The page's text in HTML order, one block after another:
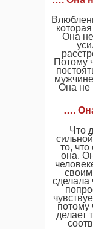
Она
Потому
Она не
….
Что
то,
она.
сделала
потому
делает